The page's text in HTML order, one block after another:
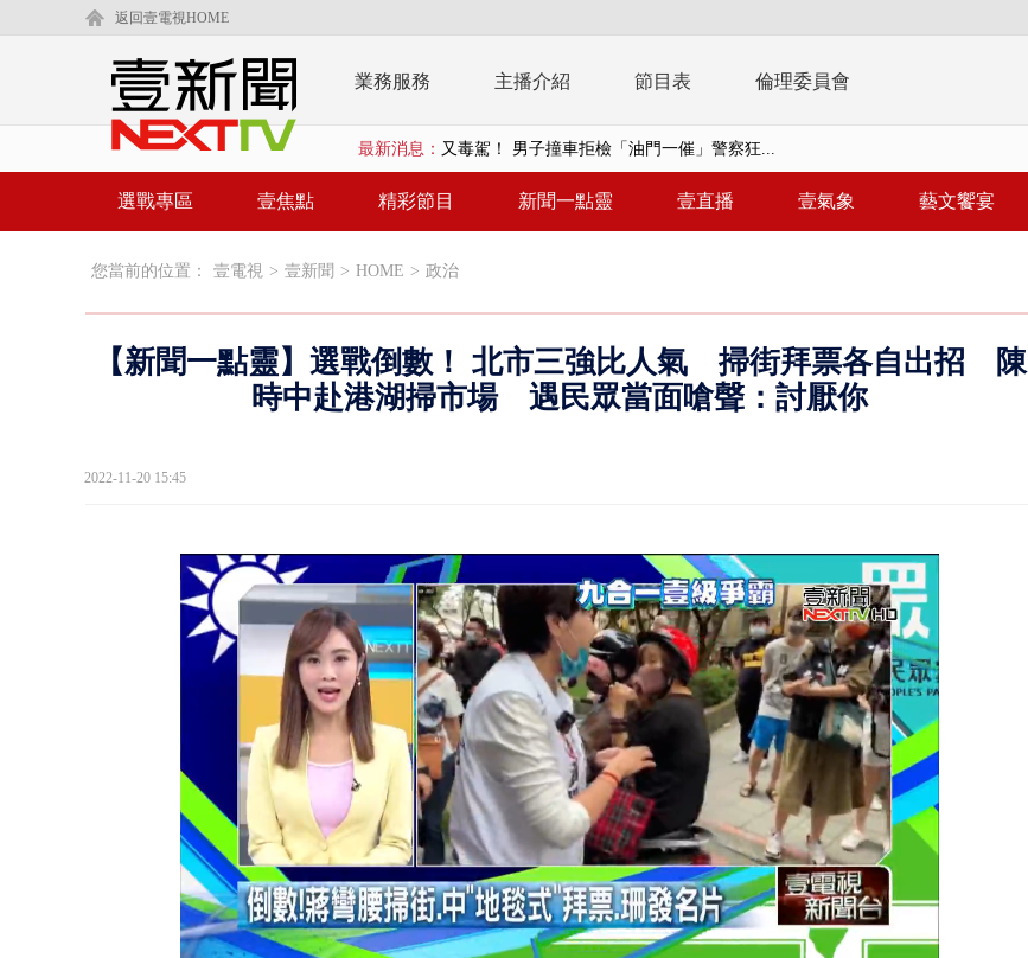
返回壹電視HOME
業務服務 主播介紹 節目表 倫理委員會
最新消息： 漢光演習第4天 海軍近岸防禦演練 賴總統...
蔣萬安為慈濟疫苗轟中央 謝金河：顛倒黑白...
鄭麗文驚語「台灣不是國家」轟綠街頭混混？...
又毒駕！ 男子撞車拒檢「油門一催」警察狂...
選戰專區 壹焦點 精彩節目 新聞一點靈 壹直播 壹氣象 藝文饗宴
您當前的位置： 壹電視 > 壹新聞 > HOME > 政治
【新聞一點靈】選戰倒數！ 北市三強比人氣 掃街拜票各自出招 陳
時中赴港湖掃市場 遇民眾當面嗆聲：討厭你
2022-11-20 15:45